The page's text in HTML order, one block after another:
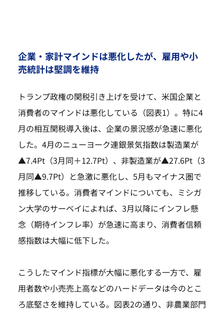
企業・家計マインドは悪化したが、雇用や小
売統計は堅調を維持
トランプ政権の関税引き上げを受けて、米国企業と
消費者のマインドは悪化している（図表1）。特に4
月の相互関税導入後は、企業の景況感が急速に悪化
した。4月のニューヨーク連銀景気指数は製造業が
▲7.4Pt（3月同＋12.7Pt）、非製造業が▲27.6Pt（3
月同▲9.7Pt）と急激に悪化し、5月もマイナス圏で
推移している。消費者マインドについても、ミシガ
ン大学のサーベイによれば、3月以降にインフレ懸
念（期待インフレ率）が急速に高まり、消費者信頼
感指数は大幅に低下した。
こうしたマインド指標が大幅に悪化する一方で、雇
用者数や小売売上高などのハードデータは今のとこ
ろ底堅さを維持している。図表2の通り、非農業部門